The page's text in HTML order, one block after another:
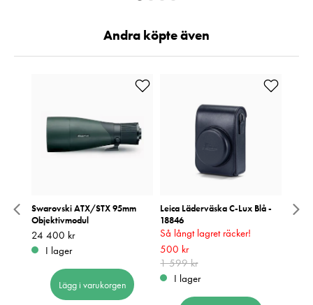
Andra köpte även
1st
Swarovski ATX/STX 95mm
Objektivmodul
Pris :24 400 kr
24 400 kr
I lager
Lägg i varukorgen
Leica Läderväska C-Lux Blå -
18846
Så långt lagret räcker!
Nuvarande pris
pris:1 599 kr
500 kr
1 599 kr
I lager